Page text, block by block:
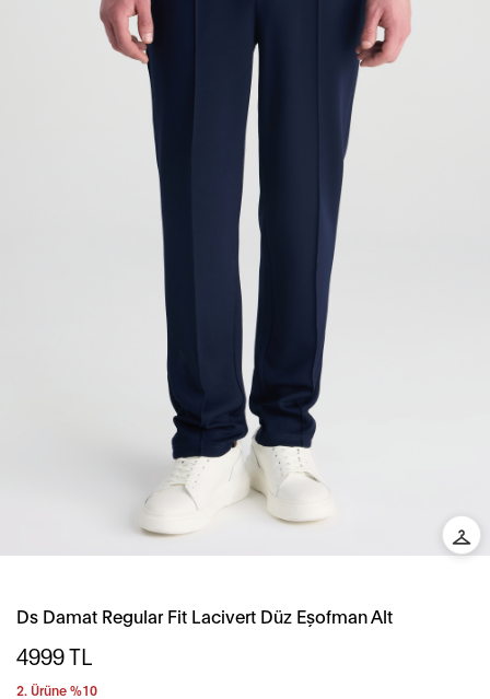
Ds Damat Regular Fit Lacivert Düz Eşofman Alt
4999TL
2. Ürüne %10